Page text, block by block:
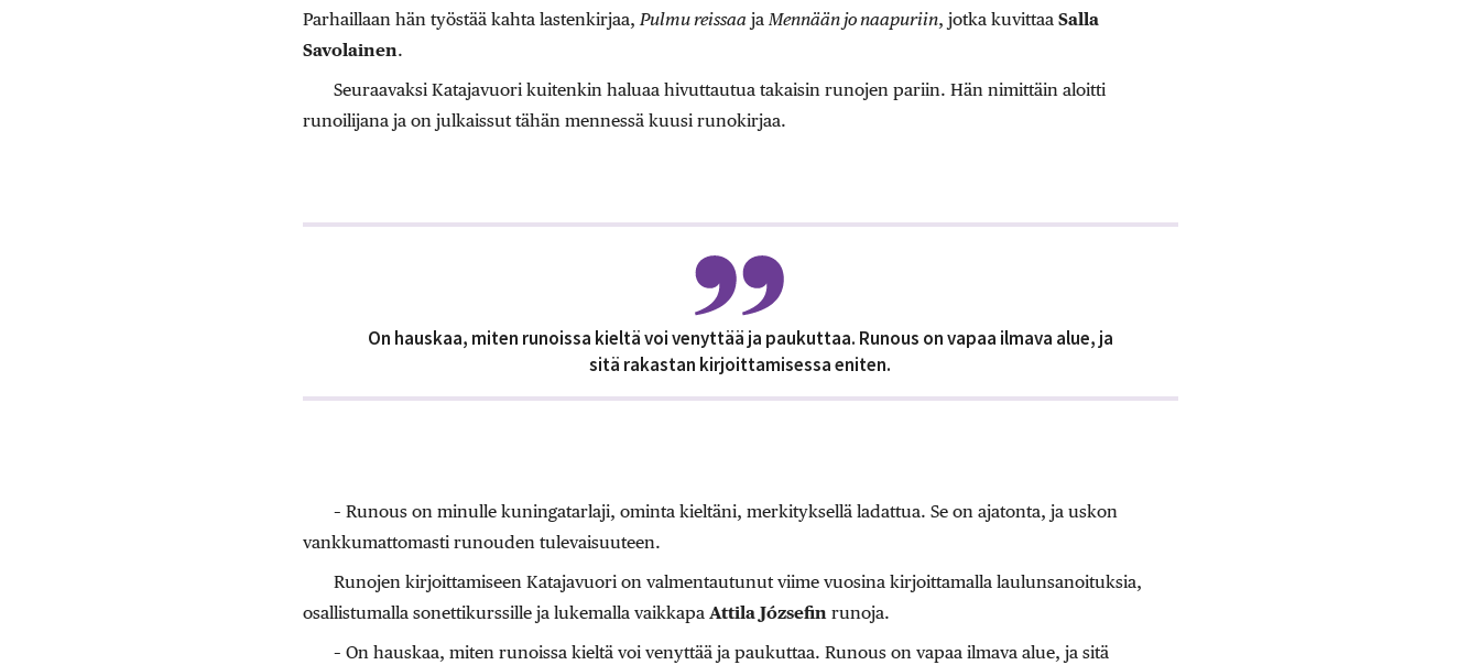
Parhaillaan hän työstää kahta lastenkirjaa, Pulmu reissaa ja Mennään jo naapuriin, jotka kuvittaa Salla
Savolainen.
Seuraavaksi Katajavuori kuitenkin haluaa hivuttautua takaisin runojen pariin. Hän nimittäin aloitti
runoilijana ja on julkaissut tähän mennessä kuusi runokirjaa.
On hauskaa, miten runoissa kieltä voi venyttää ja paukuttaa. Runous on vapaa ilmava alue, ja
sitä rakastan kirjoittamisessa eniten.
– Runous on minulle kuningatarlaji, ominta kieltäni, merkityksellä ladattua. Se on ajatonta, ja uskon
vankkumattomasti runouden tulevaisuuteen.
Runojen kirjoittamiseen Katajavuori on valmentautunut viime vuosina kirjoittamalla laulunsanoituksia,
osallistumalla sonettikurssille ja lukemalla vaikkapa Attila Józsefinrunoja.
– On hauskaa, miten runoissa kieltä voi venyttää ja paukuttaa. Runous on vapaa ilmava alue, ja sitä